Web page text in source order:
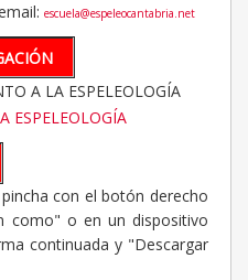
escuela@espeleocantabria.net
A LA ESPELEOLOGÍA
ESPELEOLOGÍA
con el botón derecho
como" o en un dispositivo
continuada y "Descargar